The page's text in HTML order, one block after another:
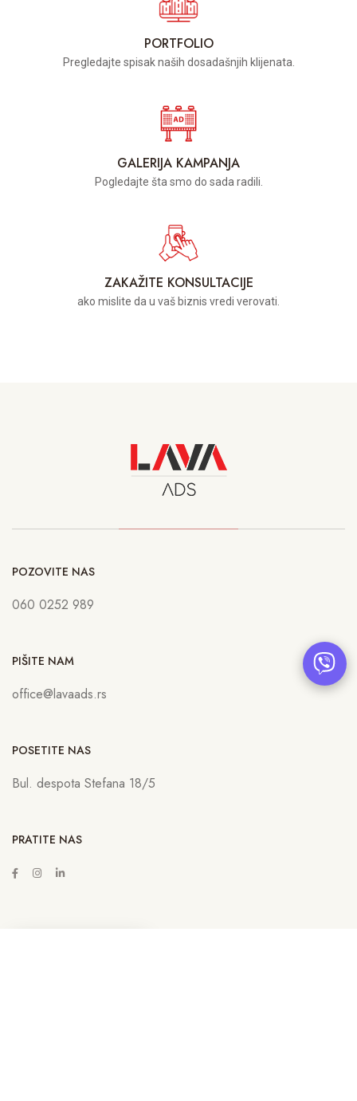
PORTFOLIO
Pregledajte spisak naših dosadašnjih klijenata.
GALERIJA KAMPANJA
Pogledajte šta smo do sada radili.
ZAKAŽITE KONSULTACIJE
ako mislite da u vaš biznis vredi verovati.
POZOVITE NAS
060 0252 989
PIŠITE NAM
office@lavaads.rs
POSETITE NAS
Bul. despota Stefana 18/5
PRATITE NAS